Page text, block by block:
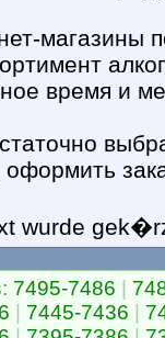
магазины
время и
wurde
7495-7486
7445-7436